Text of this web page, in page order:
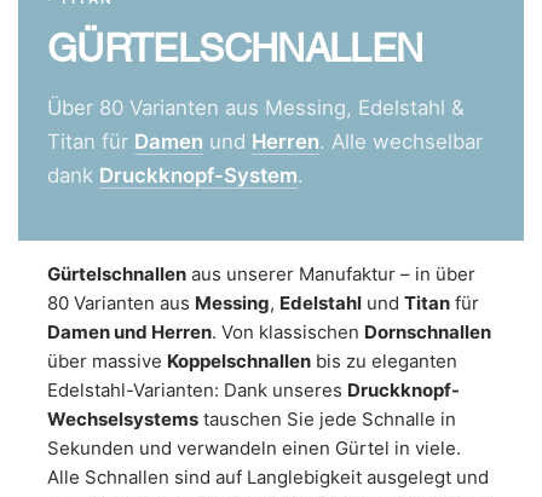
GÜRTELSCHNALLEN
Über 80 Varianten aus Messing, Edelstahl &
Titan für Damen und Herren. Alle wechselbar
dank Druckknopf-System.
Gürtelschnallen aus unserer Manufaktur – in über
80 Varianten aus Messing, Edelstahl und Titan für
Damen und Herren. Von klassischen Dornschnallen
über massive Koppelschnallen bis zu eleganten
Edelstahl-Varianten: Dank unseres Druckknopf-
Wechselsystems tauschen Sie jede Schnalle in
Sekunden und verwandeln einen Gürtel in viele.
Alle Schnallen sind auf Langlebigkeit ausgelegt und